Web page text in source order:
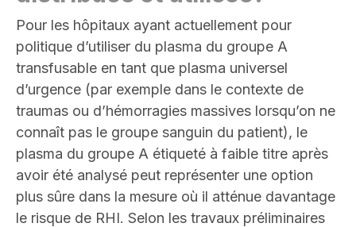
Pour les hôpitaux ayant actuellement pour
politique d’utiliser du plasma du groupe A
transfusable en tant que plasma universel
d’urgence (par exemple dans le contexte de
traumas ou d’hémorragies massives lorsqu’on ne
connaît pas le groupe sanguin du patient), le
plasma du groupe A étiqueté à faible titre après
avoir été analysé peut représenter une option
plus sûre dans la mesure où il atténue davantage
le risque de RHI. Selon les travaux préliminaires